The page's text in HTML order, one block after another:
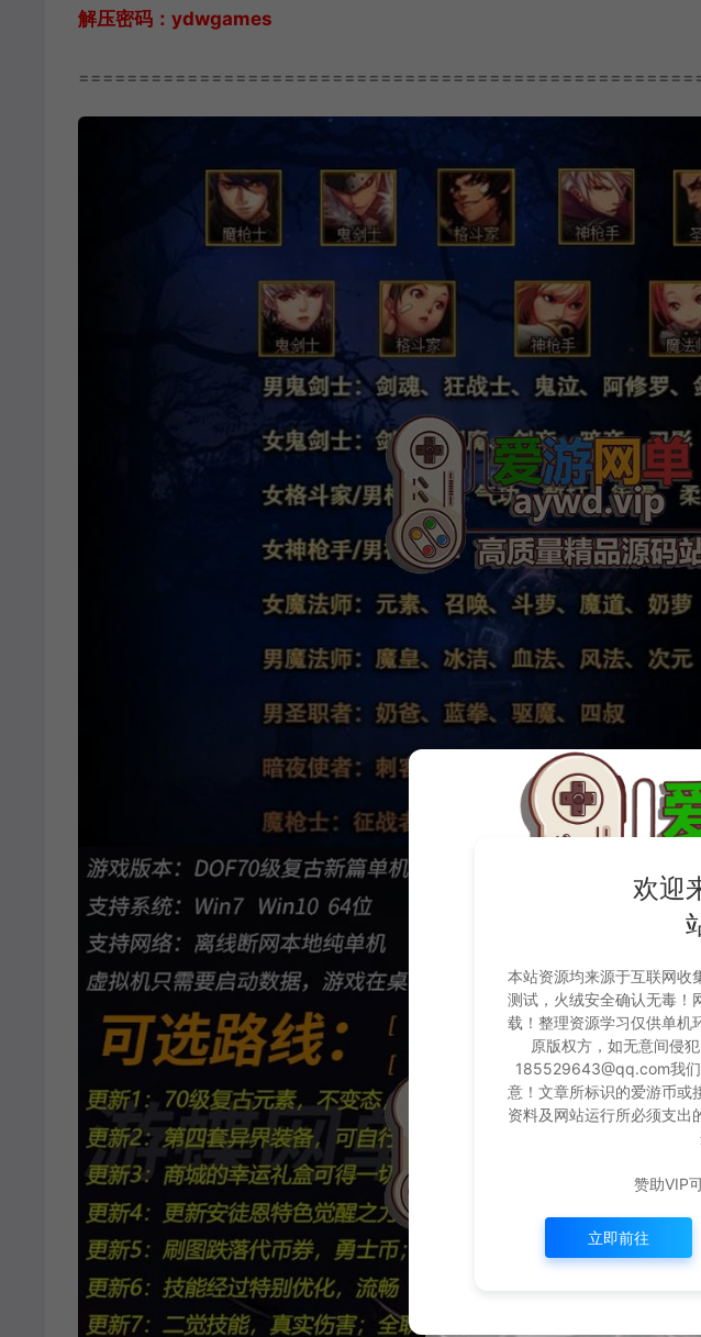
解压密码：ydwgames
欢迎
本站资源均来源于互联网收
测试，火绒安全确认无毒！
载！整理资源学习仅供单机
原版权方，如无意间侵
185529643@qq.com我
意！文章所标识的爱游币或
资料及网站运行所必须支出
赞助VIP
立即前往